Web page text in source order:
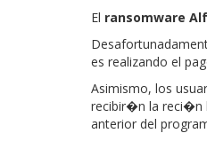
El ransomware
es realizando el
Asimismo, los
recibir�n la reci�n
anterior del